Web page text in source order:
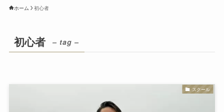
ホーム 初心者
初心者 – tag –
スクール